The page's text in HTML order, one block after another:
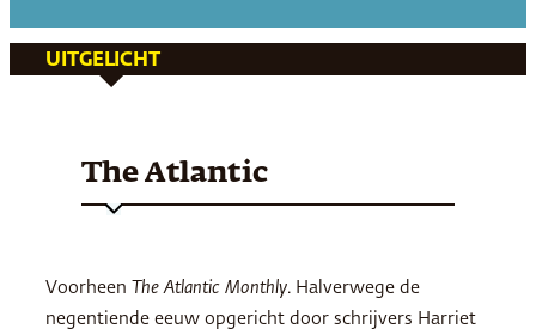
UITGELICHT
The Atlantic
Voorheen The Atlantic Monthly. Halverwege de
negentiende eeuw opgericht door schrijvers Harriet